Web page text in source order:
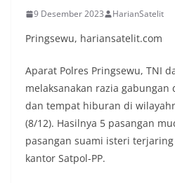
9 Desember 2023 HarianSatelit
Pringsewu, hariansatelit.com
Aparat Polres Pringsewu, TNI
melaksanakan razia
dan tempat hiburan di
(8/12). Hasilnya 5 pasangan
pasangan suami isteri
kantor Satpol-PP.